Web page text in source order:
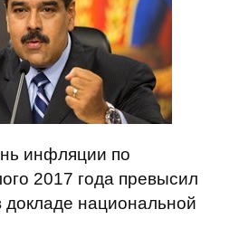
инфляции по
2017 года превысил
докладе национальной